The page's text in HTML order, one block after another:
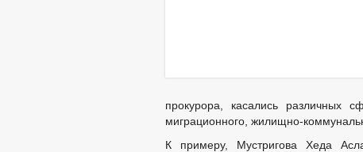
прокурора, касались различных
миграционного, жилищно-
К примеру, Мустригова Хеда